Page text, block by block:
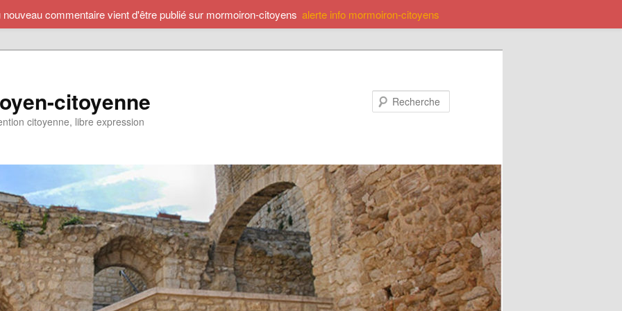
citoyenne
citoyenne, libre expression
commentaire vient d'être publié sur mormoiron-citoyens alerte info mormoiron-citoyens